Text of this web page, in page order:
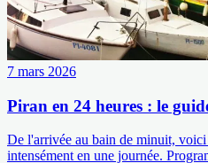
7 mars 2026
Piran en 24 heures : le
De l'arrivée au bain de minuit,
intensément en une journée.